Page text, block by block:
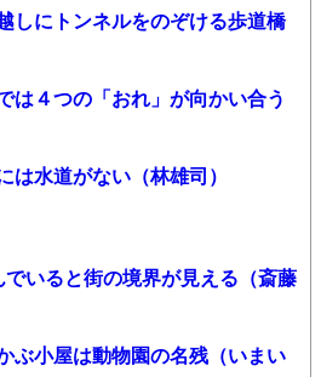
しにトンネルをのぞける歩道橋
は４つの「おれ」が向かい合う
は水道がない（林雄司）
いると街の境界が見える（斎藤
ぶ小屋は動物園の名残（いまい